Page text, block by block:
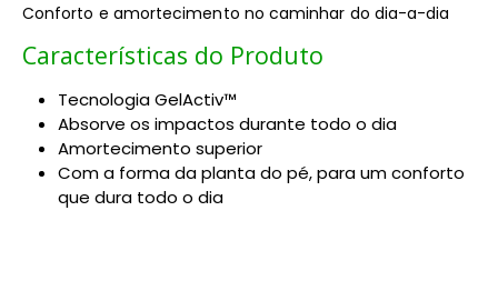
Conforto e amortecimento no caminhar do dia-a-dia
Características do Produto
Tecnologia GelActiv™
Absorve os impactos durante todo o dia
Amortecimento superior
Com a forma da planta do pé, para um conforto
que dura todo o dia